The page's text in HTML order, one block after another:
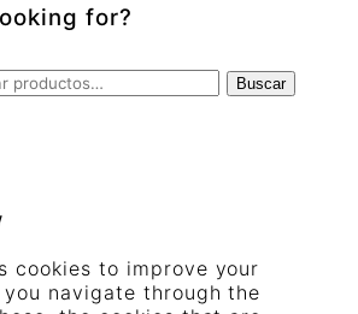
for?
Buscar
cookies to improve your
navigate through the